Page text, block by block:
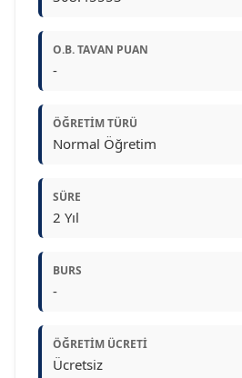
O.B. TAVAN PUAN
-
ÖĞRETIM TÜRÜ
Normal Öğretim
SÜRE
2 Yıl
BURS
-
ÖĞRETIM ÜCRETI
Ücretsiz